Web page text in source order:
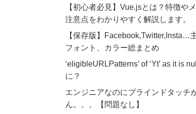
【初心者必見】Vue.jsとは？特徴やメ
注意点をわかりやすく解説します。
【保存版】Facebook,Twitter,Insta…
フォント、カラー総まとめ
‘eligibleURLPatterns’ of ‘Yt’ as it is
に？
エンジニアなのにブラインドタッチ
ん。。。【問題なし】